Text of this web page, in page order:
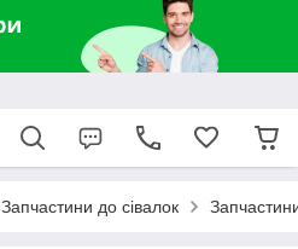
Запчастини до сівалок